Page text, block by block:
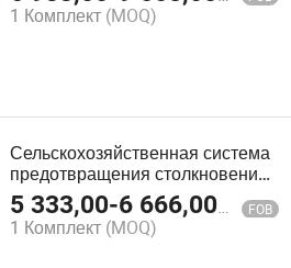
распыляющие дроны
1 Комплект (MOQ)
Сельскохозяйственная система
предотвращения столкновений
с использованием дронов с
камерой для дальнего действия
и поиска
5 333,00-6 666,00$ FOB
1 Комплект (MOQ)